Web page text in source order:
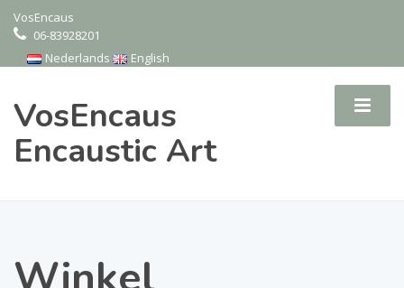
VosEncaus
06-83928201
Nederlands
English
VosEncaus
Encaustic Art